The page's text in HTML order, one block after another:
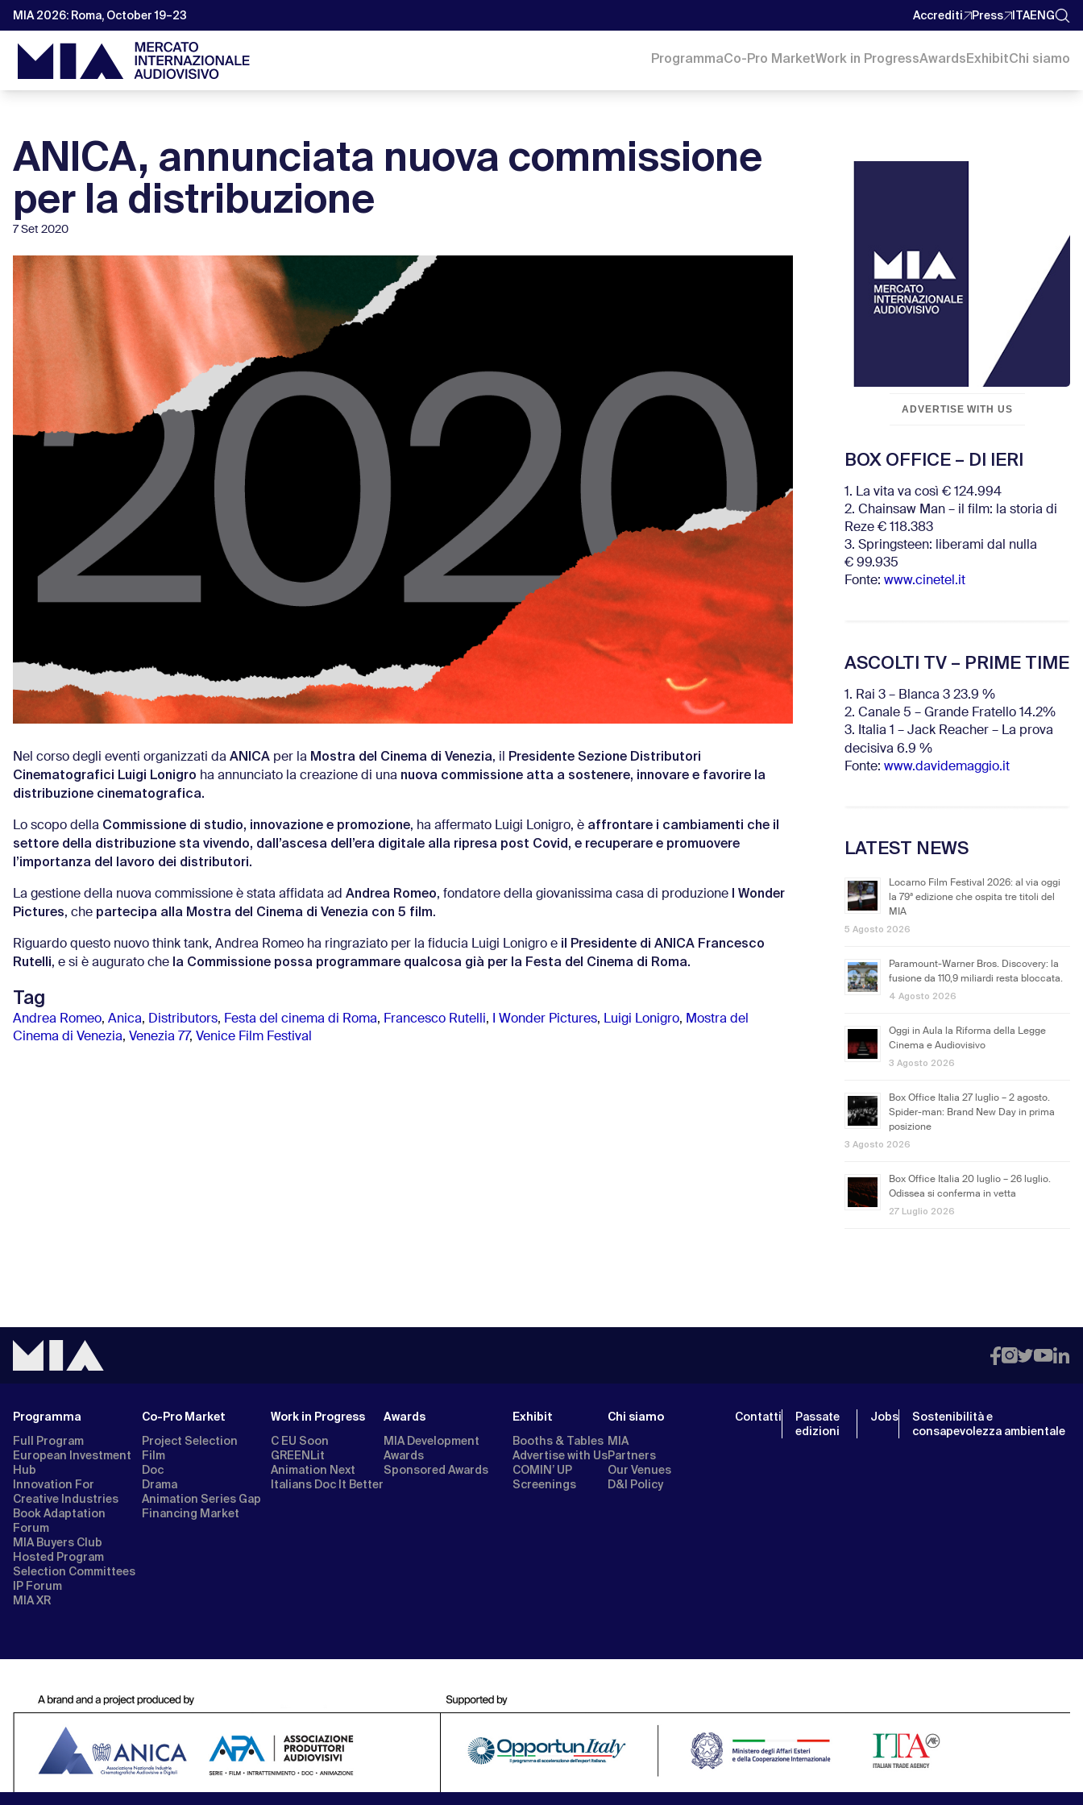
MIA 2026: Roma, October 19–23 Accrediti Press ITAENG
ProgrammaCo-Pro MarketWork in ProgressAwardsExhibitChi siamo
ANICA, annunciata nuova commissione
per la distribuzione
7 Set 2020
Nel corso degli eventi organizzati da ANICA per la Mostra del Cinema di Venezia, il
Presidente Sezione Distributori
Cinematografici Luigi Lonigro ha annunciato la creazione di una nuova commissione atta a sostenere, innovare e favorire la
distribuzione cinematografica.
Lo scopo della Commissione di studio, innovazione e promozione, ha affermato Luigi Lonigro, è affrontare i cambiamenti che il
settore della distribuzione sta vivendo, dall’ascesa dell’era digitale alla ripresa post Covid, e recuperare e promuovere
l’importanza del lavoro dei distributori.
La gestione della nuova commissione è stata affidata ad Andrea Romeo, fondatore della giovanissima casa di produzione I Wonder
Pictures, che partecipa alla Mostra del Cinema di Venezia con 5 film.
Riguardo questo nuovo think tank, Andrea Romeo ha ringraziato per la fiducia Luigi Lonigro e il Presidente di ANICA Francesco
Rutelli, e si è augurato che la Commissione possa programmare qualcosa già per la Festa del Cinema di Roma.
Tag
Andrea Romeo, Anica, Distributors, Festa del cinema di Roma, Francesco Rutelli, I Wonder Pictures, Luigi Lonigro, Mostra del
Cinema di Venezia, Venezia 77, Venice Film Festival
ADVERTISE WITH US
BOX OFFICE – DI IERI
1. La vita va così € 124.994
2. Chainsaw Man – il film: la storia di
Reze € 118.383
3. Springsteen: liberami dal nulla
€ 99.935
Fonte: www.cinetel.it
ASCOLTI TV – PRIME TIME
1. Rai 3 – Blanca 3 23.9 %
2. Canale 5 – Grande Fratello 14.2%
3. Italia 1 – Jack Reacher – La prova
decisiva 6.9 %
Fonte: www.davidemaggio.it
LATEST NEWS
Locarno Film Festival 2026: al via oggi
la 79ª edizione che ospita tre titoli del
MIA
5 Agosto 2026
Paramount-Warner Bros. Discovery: la
fusione da 110,9 miliardi resta bloccata.
4 Agosto 2026
Oggi in Aula la Riforma della Legge
Cinema e Audiovisivo
3 Agosto 2026
Box Office Italia 27 luglio – 2 agosto.
Spider-man: Brand New Day in prima
posizione
3 Agosto 2026
Box Office Italia 20 luglio – 26 luglio.
Odissea si conferma in vetta
27 Luglio 2026
Programma
Full Program
European Investment
Hub
Innovation For
Creative Industries
Book Adaptation
Forum
MIA Buyers Club
Hosted Program
Selection Committees
IP Forum
MIA XR
Co-Pro Market
Project Selection
Film
Doc
Drama
Animation Series Gap
Financing Market
Work in Progress
C EU Soon
GREENLit
Animation Next
Italians Doc It Better
Awards
MIA Development
Awards
Sponsored Awards
Exhibit
Booths & Tables
Advertise with Us
COMIN’ UP
Screenings
Chi siamo
MIA
Partners
Our Venues
D&I Policy
Contatti
Passate
edizioni
Jobs
Sostenibilità e
consapevolezza ambientale